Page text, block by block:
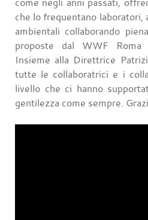
che lo frequentano laboratori,
ambientali collaborando
proposte dal WWF Roma
Insieme alla Direttrice
tutte le collaboratrici e i
livello che ci hanno
gentilezza come sempre.